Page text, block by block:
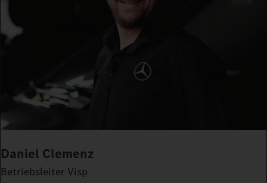
Daniel Clemenz
Betriebsleiter Visp